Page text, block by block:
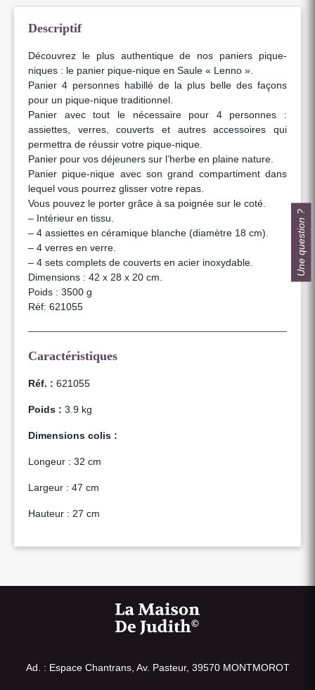
Descriptif
Découvrez le plus authentique de nos paniers pique-
niques : le panier pique-nique en Saule « Lenno ».
Panier 4 personnes habillé de la plus belle des façons
pour un pique-nique traditionnel.
Panier avec tout le nécessaire pour 4 personnes :
assiettes, verres, couverts et autres accessoires qui
permettra de réussir votre pique-nique.
Panier pour vos déjeuners sur l’herbe en plaine nature.
Panier pique-nique avec son grand compartiment dans
lequel vous pourrez glisser votre repas.
Vous pouvez le porter grâce à sa poignée sur le coté.
– Intérieur en tissu.
– 4 assiettes en céramique blanche (diamètre 18 cm).
– 4 verres en verre.
– 4 sets complets de couverts en acier inoxydable.
Dimensions : 42 x 28 x 20 cm.
Poids : 3500 g
Réf: 621055
Caractéristiques
Réf. : 621055
Poids : 3.9 kg
Dimensions colis :
Longeur : 32 cm
Largeur : 47 cm
Hauteur : 27 cm
Ad. : Espace Chantrans, Av. Pasteur, 39570 MONTMOROT
Une question ?